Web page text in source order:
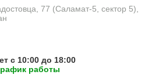
77 (Саламат-5, сектор 5),
с 10:00 до 18:00
работы